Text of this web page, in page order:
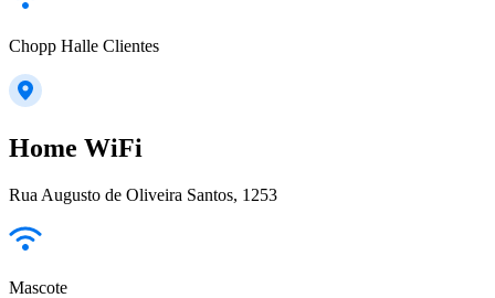
Chopp Halle Clientes
Home WiFi
Rua Augusto de Oliveira Santos, 1253
Mascote